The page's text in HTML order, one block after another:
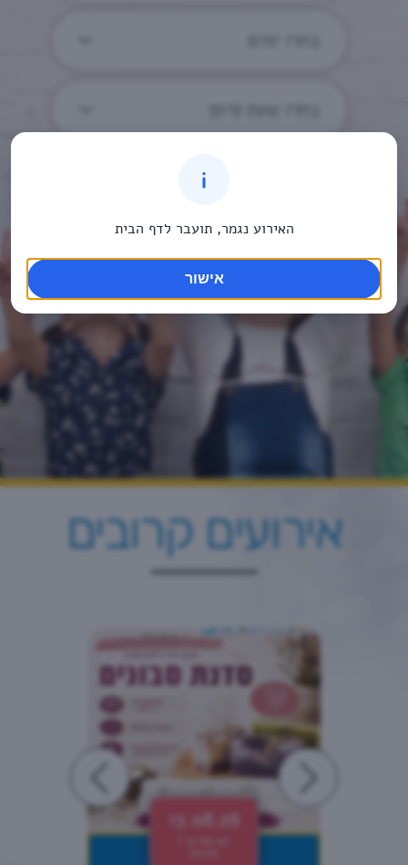
אירועים קרובים
13.08.26
האירוע נגמר, תועבר לדף הבית
אישור